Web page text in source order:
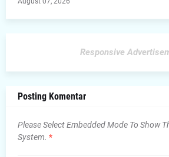
Responsive
Posting Komentar
Please Select Embedded Mode To Show
System. *